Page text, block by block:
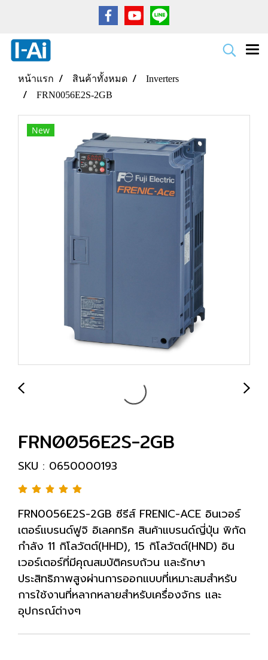
หน้าแรก สินค้าทั้งหมด
Inverters
FRN0056E2S-2GB
New
FRN0056E2S-2GB
SKU : 0650000193
FRN0056E2S-2GB ซีรีส์ FRENIC-ACE อินเวอร์
เตอร์แบรนด์ฟูจิ อิเลคทริค สินค้าแบรนด์ญี่ปุ่น พิกัด
กำลัง 11 กิโลวัตต์(HHD), 15 กิโลวัตต์(HND) อิน
เวอร์เตอร์ที่มีคุณสมบัติครบถ้วน และรักษา
ประสิทธิภาพสูงผ่านการออกแบบที่เหมาะสมสำหรับ
การใช้งานที่หลากหลายสำหรับเครื่องจักร และ
อุปกรณ์ต่างๆ